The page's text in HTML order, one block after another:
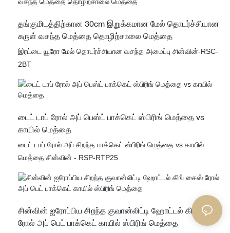
தங்குமிடத்திற்கான 30cm இறுக்கமான மேல் தொடர்ச்சியான
சுருள் வசந்த மெத்தை தொழிற்சாலை மெத்தை
இரட்டை யூரோ மேல் தொடர்ச்சியான வசந்த அமைப்பு சின்வின்-RSC-
2BT
டைட் டாப் ரோல் அப் பெஸ்ட் பாக்கெட் ஸ்பிரிங் மெத்தை vs
காயில் மெத்தை
டைட் டாப் ரோல் அப் சிறந்த பாக்கெட் ஸ்பிரிங் மெத்தை vs காயில்
மெத்தை சின்வின் - RSP-RTP25
சின்வின் ஐரோப்பிய சிறந்த குவான்லிட்டி ஹோட்டல் கிங் சைஸ்
ரோல் அப் பெட் பாக்கெட் காயில் ஸ்பிரிங் மெத்தை